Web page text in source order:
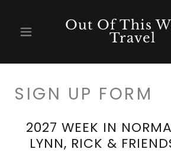
Out Of This
Travel
SIGN UP FORM
2027 WEEK IN
LYNN, RICK &